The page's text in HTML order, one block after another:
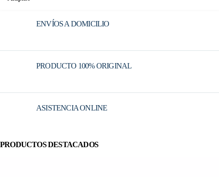
ENVÍOS A DOMICILIO
PRODUCTO 100% ORIGINAL
ASISTENCIA ONLINE
PRODUCTOS DESTACADOS